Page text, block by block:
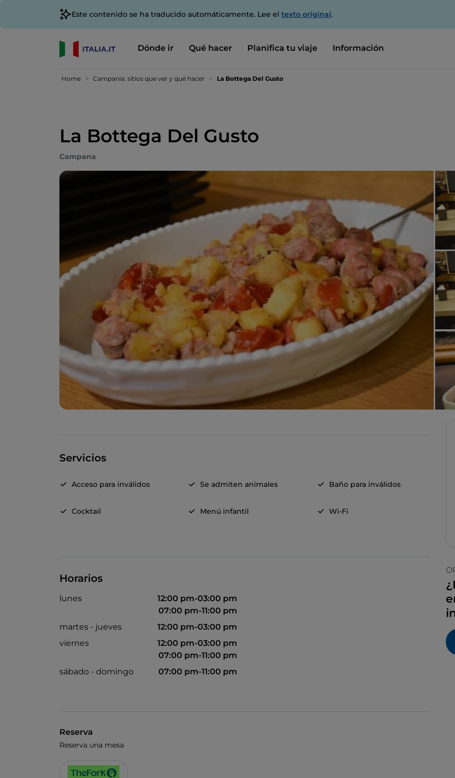
Este contenido se ha traducido automáticamente. Lee el texto original.
Dónde ir Qué hacer Planifica tu viaje Información
Home Campania: sitios que ver y qué hacer La Bottega Del Gusto
La Bottega Del Gusto
Campana
Servicios
Acceso para inválidos Se admiten animales Baño para inválidos
Cocktail Menú infantil Wi-Fi
Horarios
lunes
12:00 pm-03:00 pm
07:00 pm-11:00 pm
martes - jueves
12:00 pm-03:00 pm
viernes
12:00 pm-03:00 pm
07:00 pm-11:00 pm
sábado - domingo
07:00 pm-11:00 pm
Reserva
Reserva una mesa